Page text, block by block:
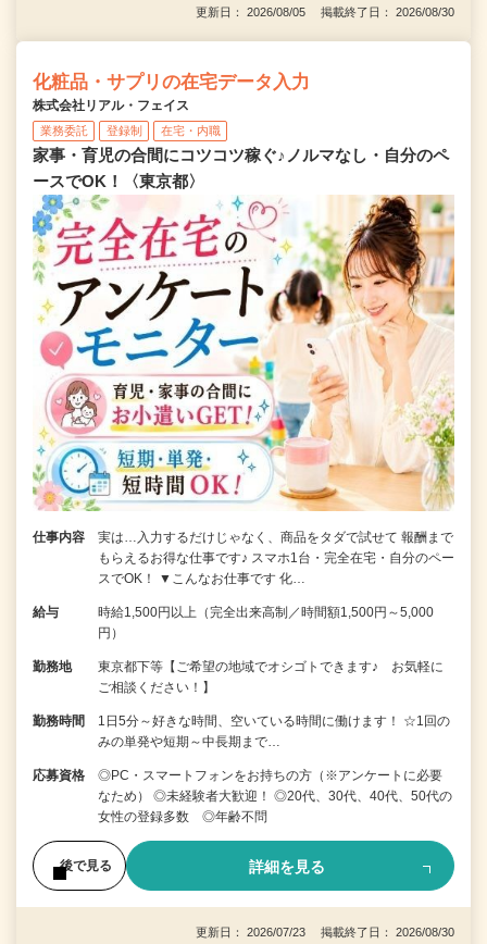
更新日： 2026/08/05 掲載終了日： 2026/08/30
化粧品・サプリの在宅データ入力
株式会社リアル・フェイス
業務委託 登録制 在宅・内職
家事・育児の合間にコツコツ稼ぐ♪ノルマなし・自分のペ
ースでOK！〈東京都〉
仕事内容
実は…入力するだけじゃなく、商品をタダで試せて 報酬まで
もらえるお得な仕事です♪ スマホ1台・完全在宅・自分のペー
スでOK！ ▼こんなお仕事です 化…
給与
時給1,500円以上（完全出来高制／時間額1,500円～5,000
円）
勤務地
東京都下等【ご希望の地域でオシゴトできます♪ お気軽に
ご相談ください！】
勤務時間
1日5分～好きな時間、空いている時間に働けます！ ☆1回の
みの単発や短期～中長期まで…
応募資格
◎PC・スマートフォンをお持ちの方（※アンケートに必要
なため） ◎未経験者大歓迎！ ◎20代、30代、40代、50代の
女性の登録多数 ◎年齢不問
後で見る 詳細を見る
更新日： 2026/07/23 掲載終了日： 2026/08/30